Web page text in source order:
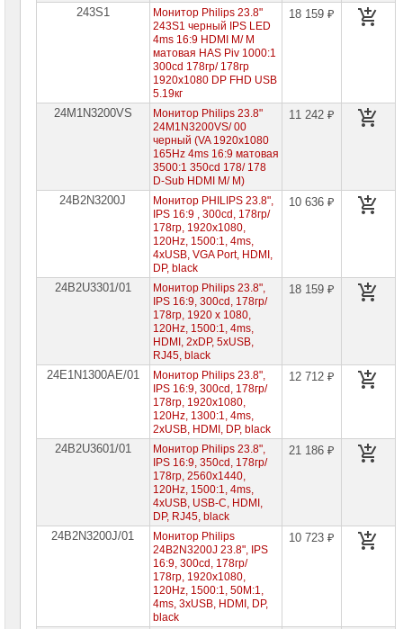
Мониторы
Мониторы
Проекторы
Brand
243S1
Монитор Philips 23.8"
243S1 черный IPS LED
4ms 16:9 HDMI M/ M
матовая HAS Piv 1000:1
300cd 178гр/ 178гр
1920x1080 DP FHD USB
5.19кг
18 159 ₽
24M1N3200VS
Монитор Philips 23.8"
24M1N3200VS/ 00
черный (VA 1920x1080
165Hz 4ms 16:9 матовая
3500:1 350cd 178/ 178
D-Sub HDMI M/ M)
11 242 ₽
24B2N3200J
Монитор PHILIPS 23.8",
IPS 16:9 , 300cd, 178гр/
178гр, 1920x1080,
120Hz, 1500:1, 4ms,
4xUSB, VGA Port, HDMI,
DP, black
10 636 ₽
24B2U3301/01
Монитор Philips 23.8",
IPS 16:9, 300cd, 178гр/
178гр, 1920 x 1080,
120Hz, 1500:1, 4ms,
HDMI, 2xDP, 5xUSB,
RJ45, black
18 159 ₽
24E1N1300AE/01
Монитор Philips 23.8",
IPS 16:9, 300cd, 178гр/
178гр, 1920x1080,
120Hz, 1300:1, 4ms,
2хUSB, HDMI, DP, black
12 712 ₽
24B2U3601/01
Монитор Philips 23.8",
IPS 16:9, 350cd, 178гр/
178гр, 2560x1440,
120Hz, 1500:1, 4ms,
4xUSB, USB-C, HDMI,
DP, RJ45, black
21 186 ₽
24B2N3200J/01
Монитор Philips
24B2N3200J 23.8", IPS
16:9, 300cd, 178гр/
178гр, 1920x1080,
120Hz, 1500:1, 50M:1,
4ms, 3xUSB, HDMI, DP,
black
10 723 ₽